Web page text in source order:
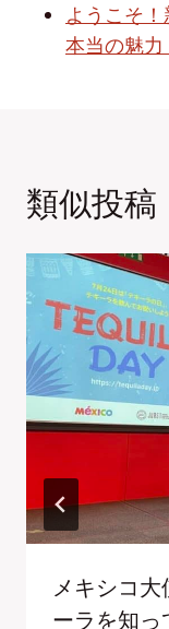
ようこそ
本当の魅力
類似投稿
メキシコ
ーラを知っ